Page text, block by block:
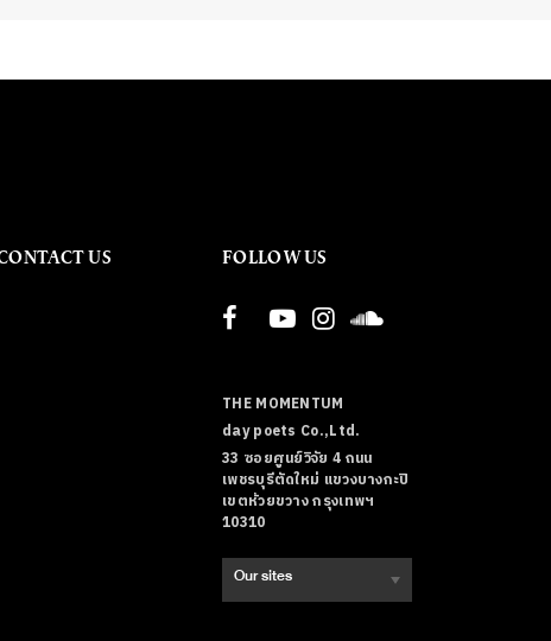
US FOLLOW US
THE MOMENTUM
day poets Co.,Ltd.
33 ซอยศูนย์วิจัย 4 ถนน
เพชรบุรีตัดใหม่ แขวงบางกะปิ
เขตห้วยขวาง กรุงเทพฯ
10310